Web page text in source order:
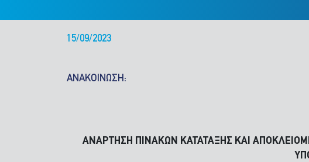
15/09/2023
ΑΝΑΚΟΙΝΩΣΗ:
ΑΝΑΡΤΗΣΗ ΠΙΝΑΚΩΝ ΚΑΤΑΤΑΞΗΣ ΚΑΙ